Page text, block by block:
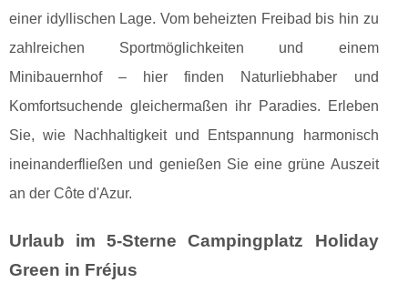
einer idyllischen Lage. Vom beheizten Freibad bis hin zu
zahlreichen Sportmöglichkeiten und einem
Minibauernhof – hier finden Naturliebhaber und
Komfortsuchende gleichermaßen ihr Paradies. Erleben
Sie, wie Nachhaltigkeit und Entspannung harmonisch
ineinanderfließen und genießen Sie eine grüne Auszeit
an der Côte d'Azur.
Urlaub im 5-Sterne Campingplatz Holiday
Green in Fréjus